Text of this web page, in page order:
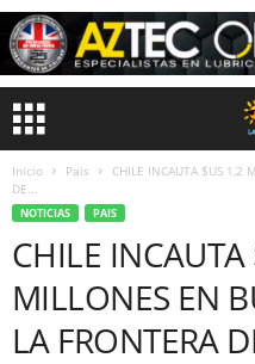
Inicio Pais
CHILE INCAUTA $US 1,2
DE...
NOTICIAS PAIS
CHILE
MILLONES EN
LA FRONTERA